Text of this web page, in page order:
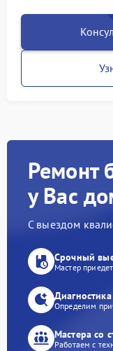
Ремонт
у Вас
С выездом
Срочный
Мастер
Определим
Мастера со
Работаем с